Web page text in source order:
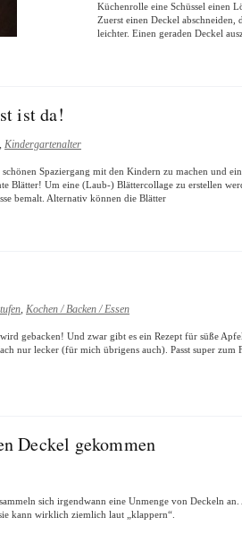
Küchenrolle eine Schüssel einen
Zuerst einen Deckel abschneiden,
leichter. Einen geraden Deckel
ist da!
, Kindergartenalter
Spaziergang mit den Kindern zu machen und
Blätter! Um eine (Laub-) Blättercollage zu erstellen
bemalt. Alternativ können die Blätter
, Kochen / Backen / Essen
gebacken! Und zwar gibt es ein Rezept für süße
nur lecker (für mich übrigens auch). Passt super
Deckel gekommen
sich irgendwann eine Unmenge von Deckeln
kann wirklich ziemlich laut „klappern“.